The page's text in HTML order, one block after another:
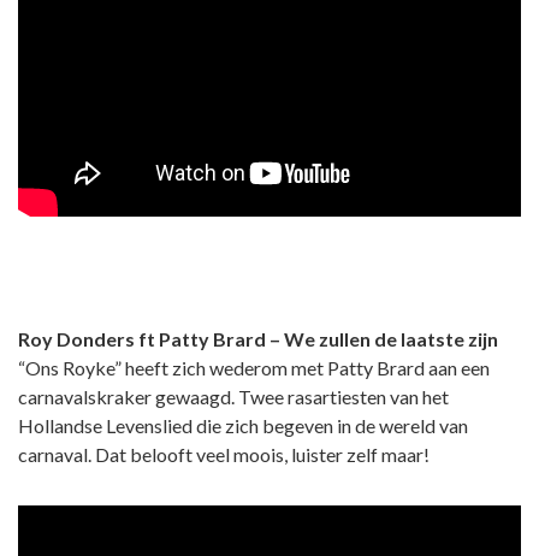
Roy Donders ft Patty Brard – We zullen de laatste zijn
“Ons Royke” heeft zich wederom met Patty Brard aan een
carnavalskraker gewaagd. Twee rasartiesten van het
Hollandse Levenslied die zich begeven in de wereld van
carnaval. Dat belooft veel moois, luister zelf maar!